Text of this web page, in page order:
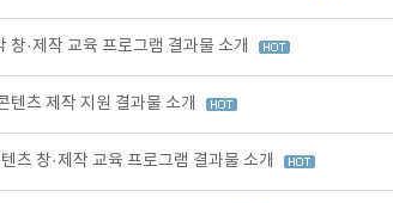
·제작 교육 프로그램 결과물 소개
츠 제작 지원 결과물 소개
츠 창·제작 교육 프로그램 결과물 소개